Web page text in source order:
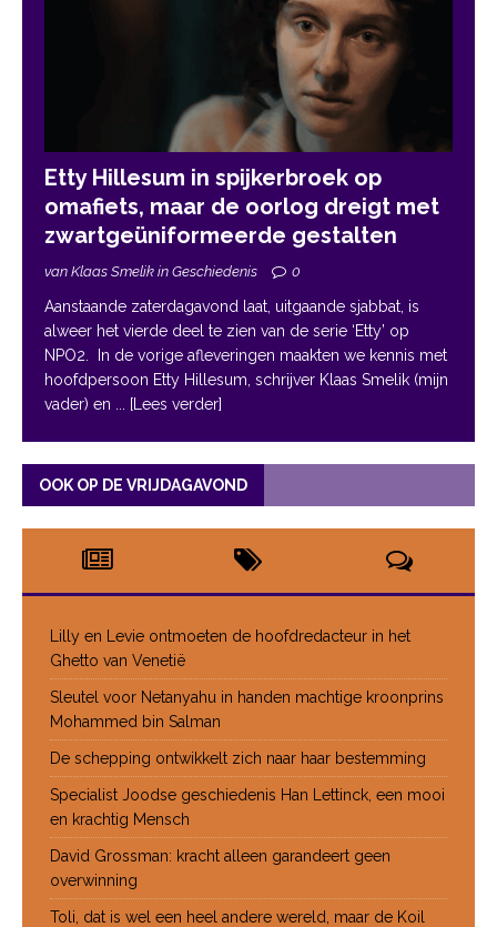
Etty Hillesum in spijkerbroek op
omafiets, maar de oorlog dreigt met
zwartgeüniformeerde gestalten
van Klaas Smelik in Geschiedenis 0
Aanstaande zaterdagavond laat, uitgaande sjabbat, is
alweer het vierde deel te zien van de serie ‘Etty’ op
NPO2. In de vorige afleveringen maakten we kennis met
hoofdpersoon Etty Hillesum, schrijver Klaas Smelik (mijn
vader) en
... [Lees verder]
OOK OP DE VRIJDAGAVOND
Lilly en Levie ontmoeten de hoofdredacteur in het
Ghetto van Venetië
Sleutel voor Netanyahu in handen machtige kroonprins
Mohammed bin Salman
De schepping ontwikkelt zich naar haar bestemming
Specialist Joodse geschiedenis Han Lettinck, een mooi
en krachtig Mensch
David Grossman: kracht alleen garandeert geen
overwinning
Toli, dat is wel een heel andere wereld, maar de Koil